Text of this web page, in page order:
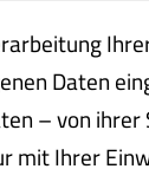
Daten
– von ihrer
mit Ihrer